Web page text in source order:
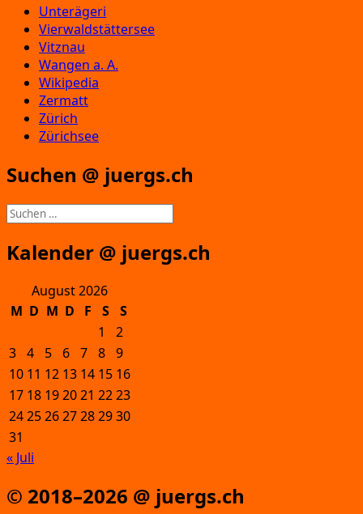
Unterägeri
Vierwaldstättersee
Vitznau
Wangen a. A.
Wikipedia
Zermatt
Zürich
Zürichsee
Suchen @ juergs.ch
Suchen
nach:
Kalender @ juergs.ch
August 2026
M D M D F S
S
1
2
3 4 5 6 7 8 9
10 11 12 13 14 15 16
17 18 192021 2223
24252627282930
31
« Juli
© 2018–2026 @ juergs.ch